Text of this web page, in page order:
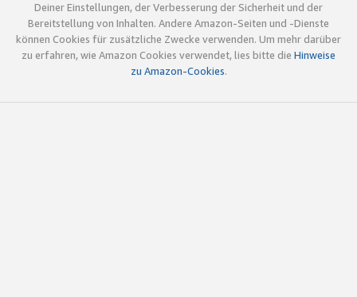
Deiner Einstellungen, der Verbesserung der Sicherheit und der
Bereitstellung von Inhalten. Andere Amazon-Seiten und -Dienste
können Cookies für zusätzliche Zwecke verwenden. Um mehr darüber
zu erfahren, wie Amazon Cookies verwendet, lies bitte die Hinweise
zu Amazon-Cookies.